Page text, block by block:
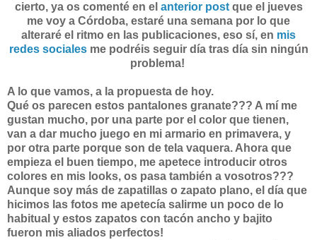
cierto, ya os comenté en el anterior post que el jueves
me voy a Córdoba, estaré una semana por lo que
alteraré el ritmo en las publicaciones, eso sí, en mis
redes socialesme podréis seguir día tras día sin ningún
problema!
A lo que vamos, a la propuesta de hoy.
Qué os parecen estos pantalones granate??? A mí me
gustan mucho, por una parte por el color que tienen,
van a dar mucho juego en mi armario en primavera, y
por otra parte porque son de tela vaquera. Ahora que
empieza el buen tiempo, me apetece introducir otros
colores en mis looks, os pasa también a vosotros???
Aunque soy más de zapatillas o zapato plano, el día que
hicimos las fotos me apetecía salirme un poco de lo
habitual y estos zapatos con tacón ancho y bajito
fueron mis aliados perfectos!